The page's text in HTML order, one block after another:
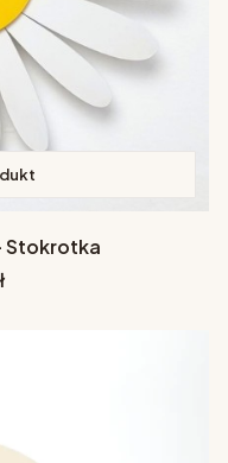
Stokrotka